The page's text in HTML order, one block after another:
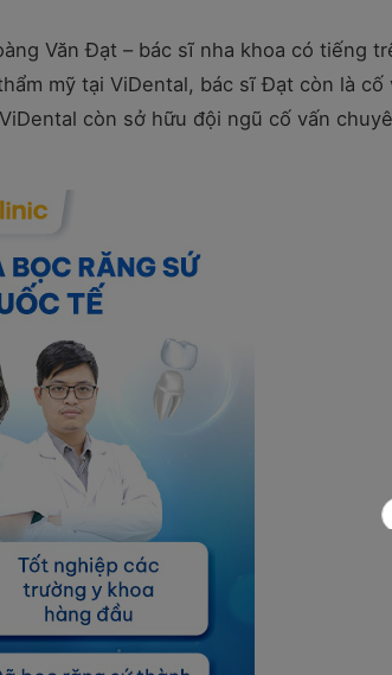
Văn Đạt – bác sĩ nha khoa có tiếng
mỹ tại ViDental, bác sĩ Đạt còn là cố
còn sở hữu đội ngũ cố vấn